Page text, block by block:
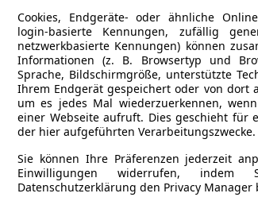
Cookies, Endgeräte- oder ähnliche
login-basierte Kennungen, zufällig
netzwerkbasierte Kennungen) können
Informationen (z. B. Browsertyp und
Sprache, Bildschirmgröße, unterstützte
Ihrem Endgerät gespeichert oder von dort
um es jedes Mal wiederzuerkennen,
einer Webseite aufruft. Dies geschieht für
der hier aufgeführten Verarbeitungszwecke.
Sie können Ihre Präferenzen jederzeit
Einwilligungen widerrufen,
Datenschutzerklärung den Privacy Manager